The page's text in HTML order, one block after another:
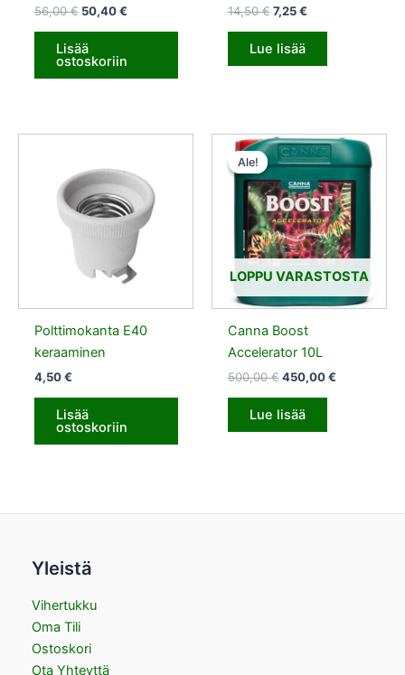
56,00€ 50,40€
Lisää
ostoskoriin
14,50€ 7,25€
Lue lisää
Polttimokanta E40
keraaminen
4,50€
Lisää
ostoskoriin
Ale!
LOPPU VARASTOSTA
Ale!
Canna Boost
Accelerator 10L
500,00€
Alkuperäinen
hinta
oli:
500,00 €.
450,00€
Nykyinen
hinta
on:
450,00 €.
Lue lisää
Yleistä
Vihertukku
Oma Tili
Ostoskori
Ota Yhteyttä